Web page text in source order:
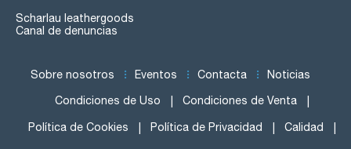
Scharlau leathergoods
Canal de denuncias
Sobre nosotros Eventos Contacta Noticias
Condiciones de Uso Condiciones de Venta
Política de Cookies Política de Privacidad Calidad